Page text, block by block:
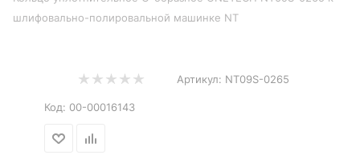
шлифовально-полировальной машинке NT
Артикул: NT09S-0265
Код: 00-00016143